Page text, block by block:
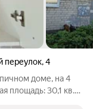
переулок,4
доме, на 4
площадь: 30,1 кв.м